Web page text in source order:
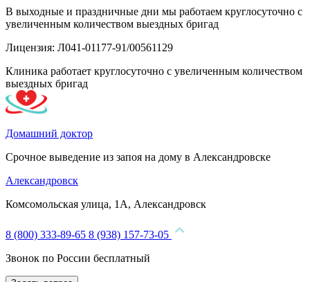
В выходные и праздничные дни мы работаем круглосуточно с
увеличенным количеством выездных бригад
Лицензия: Л041-01177-91/00561129
Клиника работает круглосуточно с увеличенным количеством
выездных бригад
Домашний доктор
Срочное выведение из запоя на дому в Александровске
Александровск
Комсомольская улица, 1А, Александровск
8 (800) 333-89-65 8 (938) 157-73-05
Звонок по России бесплатный